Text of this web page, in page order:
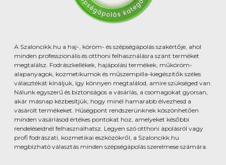
A Szaloncikk.hu a haj-, köröm- és szépségápolás szakértője, ahol
minden professzionális és otthoni felhasználásra szánt terméket
megtalálsz. Fodrászkellékek, hajápolási termékek, műköröm-
alapanyagok, kozmetikumok és műszempilla-kiegészítők széles
választékát kínáljuk, így könnyen megtalálod, amire szükséged van.
Nálunk egyszerű és biztonságos a vásárlás, a csomagokat gyorsan,
akár másnap kézbesítjük, hogy minél hamarabb élvezhesd a
vásárolt termékeket. Hűségpont rendszerünknek köszönhetően
minden vásárlásod értékes pontokat hoz, amelyeket későbbi
rendeléseidnél felhasználhatsz. Legyen szó otthoni ápolásról vagy
profi fodrászati, kozmetikai eszközökről, a Szaloncikk.hu
megbízható választás minden szépségápolás szerelmese számára.